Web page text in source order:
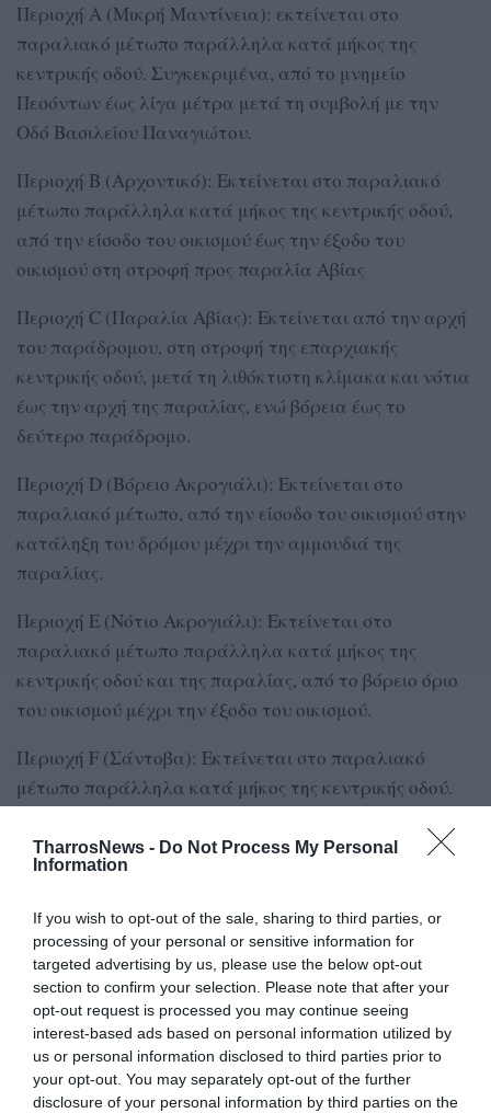
TharrosNews - Do Not Process My Personal
Information
If you wish to opt-out of the sale, sharing to third parties, or
processing of your personal or sensitive information for
targeted advertising by us, please use the below opt-out
section to confirm your selection. Please note that after your
opt-out request is processed you may continue seeing
interest-based ads based on personal information utilized by
us or personal information disclosed to third parties prior to
your opt-out. You may separately opt-out of the further
disclosure of your personal information by third parties on the
Περιοχή Α (Μικρή Μαντίνεια): εκτείνεται στο
παραλιακό μέτωπο παράλληλα κατά μήκος της
κεντρικής οδού. Συγκεκριμένα, από το μνημείο
Πεσόντων έως λίγα μέτρα μετά τη συμβολή με την
Οδό Βασιλείου Παναγιώτου.
Περιοχή Β (Αρχοντικό): Εκτείνεται στο παραλιακό
μέτωπο παράλληλα κατά μήκος της κεντρικής οδού,
από την είσοδο του οικισμού έως την έξοδο του
οικισμού στη στροφή προς παραλία Αβίας
Περιοχή C (Παραλία Αβίας): Εκτείνεται από την αρχή
του παράδρομου, στη στροφή της επαρχιακής
κεντρικής οδού, μετά τη λιθόκτιστη κλίμακα και νότια
έως την αρχή της παραλίας, ενώ βόρεια έως το
δεύτερο παράδρομο.
Περιοχή D (Βόρειο Ακρογιάλι): Εκτείνεται στο
παραλιακό μέτωπο, από την είσοδο του οικισμού στην
κατάληξη του δρόμου μέχρι την αμμουδιά της
παραλίας.
Περιοχή Ε (Νότιο Ακρογιάλι): Εκτείνεται στο
παραλιακό μέτωπο παράλληλα κατά μήκος της
κεντρικής οδού και της παραλίας, από το βόρειο όριο
του οικισμού μέχρι την έξοδο του οικισμού.
Περιοχή F (Σάντοβα): Εκτείνεται στο παραλιακό
μέτωπο παράλληλα κατά μήκος της κεντρικής οδού.
την έξοδο από τον οικισμό μετά τη στροφή.
μέτωπο από το λιμενοβραχίονα βόρεια της παραλίας
έως και λίγα μέτρα μετά το μόλο, νότια της παραλίας.
Α.Π.
TAGS:
ΣΤΑΘΗΣ ΑΝΑΣΤΑΣΟΠΟΥΛΟΣ
ΑΝΑΠΛΑΣΗ ΜΙΚΡΗ ΜΑΝΤΙΝΕΙΑ-ΚΙΤΡΙΕΣ